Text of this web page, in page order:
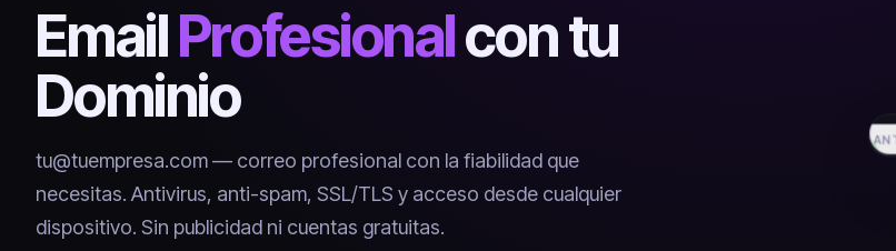
EmailProfesionalcon tu
Dominio
tu@tuempresa.com — correo profesional con la fiabilidad que
necesitas. Antivirus, anti-spam, SSL/TLS y acceso desde cualquier
dispositivo. Sin publicidad ni cuentas gratuitas.